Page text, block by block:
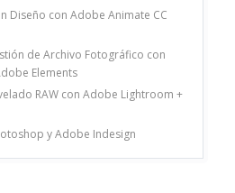
Diseño con Adobe Animate CC
de Archivo Fotográfico con
Elements
RAW con Adobe Lightroom +
y Adobe Indesign